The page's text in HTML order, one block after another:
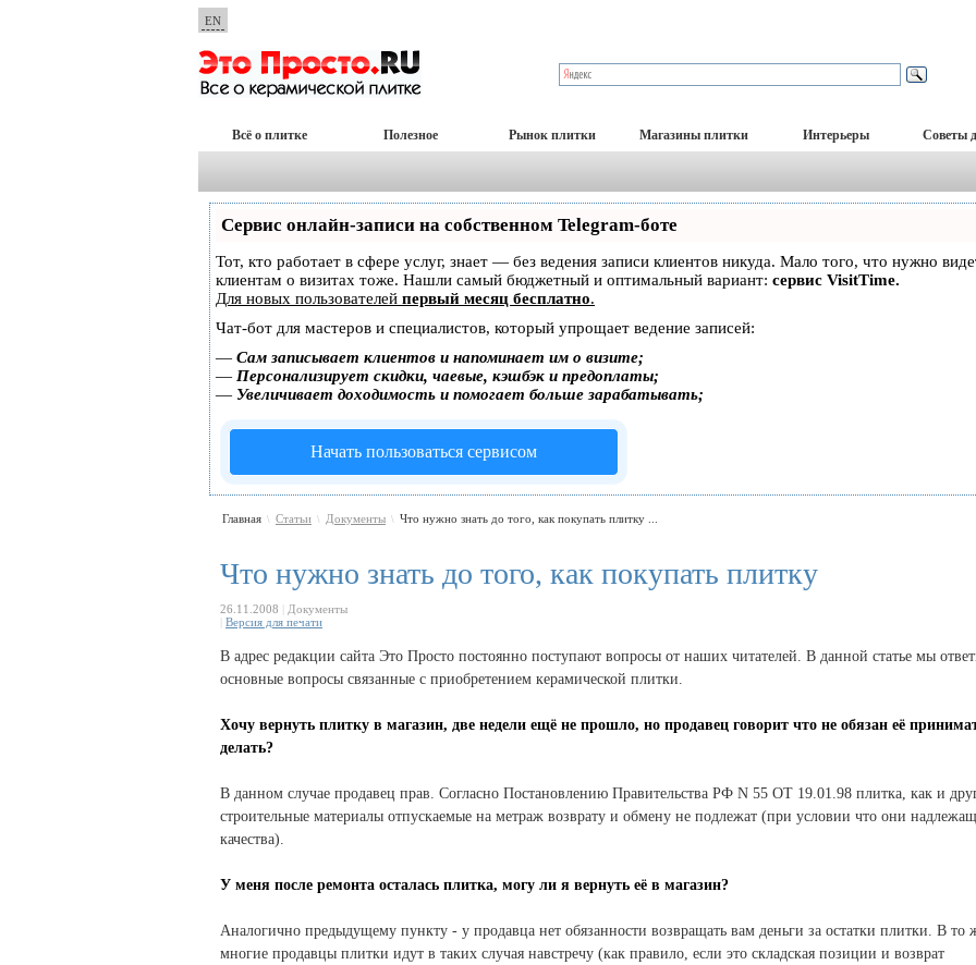
EN
Всё о плитке Полезное Рынок плитки Магазины плитки Интерьеры Советы
Сервис онлайн-записи на собственном Telegram-боте
Тот, кто работает в сфере услуг, знает — без ведения записи клиентов никуда. Мало того, что нужно
клиентам о визитах тоже. Нашли самый бюджетный и оптимальный вариант: сервис VisitTime.
Для новых пользователей первый месяц бесплатно.
Чат-бот для мастеров и специалистов, который упрощает ведение записей:
— Сам записывает клиентов и напоминает им о визите;
— Персонализирует скидки, чаевые, кэшбэк и предоплаты;
— Увеличивает доходимость и помогает больше зарабатывать;
Начать пользоваться сервисом
Главная \ Статьи \ Документы \ Что нужно знать до того, как покупать плитку ...
Что нужно знать до того, как покупать плитку
26.11.2008
Документы
Версия для печати
В адрес редакции сайта Это Просто постоянно поступают вопросы от наших читателей. В данной статье мы
основные вопросы связанные с приобретением керамической плитки.
Хочу вернуть плитку в магазин, две недели ещё не прошло, но продавец говорит что не обязан её
делать?
В данном случае продавец прав. Согласно Постановлению Правительства РФ N 55 ОТ 19.01.98 плитка, как и
строительные материалы отпускаемые на метраж возврату и обмену не подлежат (при условии что они
качества).
У меня после ремонта осталась плитка, могу ли я вернуть её в магазин?
Аналогично предыдущему пункту - у продавца нет обязанности возвращать вам деньги за остатки плитки. В то
многие продавцы плитки идут в таких случая навстречу (как правило, если это складская позиции и возврат